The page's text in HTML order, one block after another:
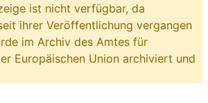
ist nicht verfügbar, da
ihrer Veröffentlichung vergangen
im Archiv des Amtes für
Europäischen Union archiviert und